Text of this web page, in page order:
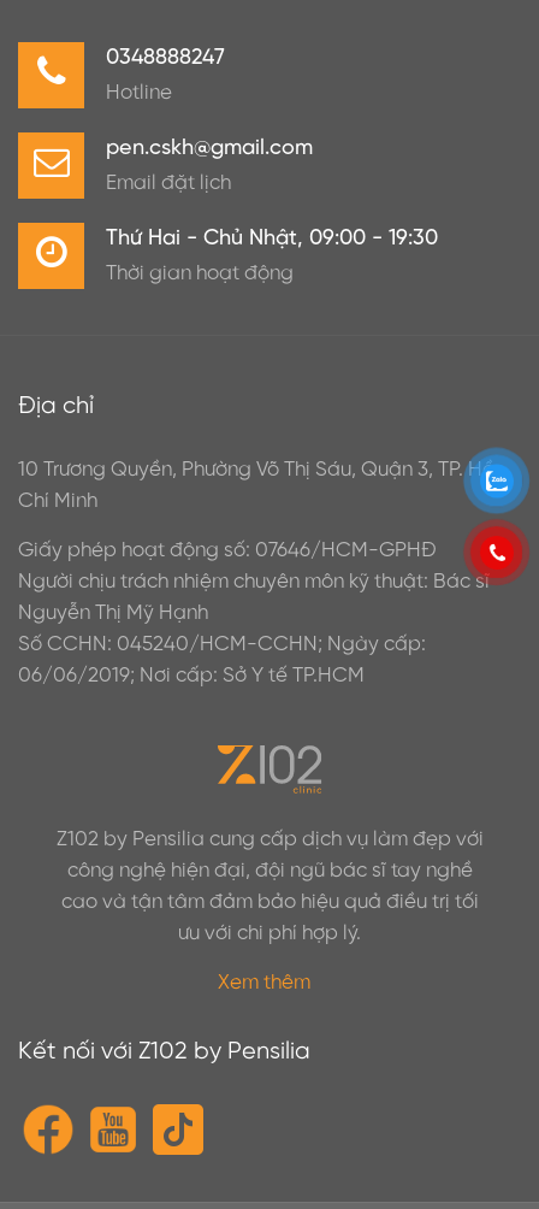
0348888247
Hotline
pen.cskh@gmail.com
Email đặt lịch
Thứ Hai - Chủ Nhật, 09:00 - 19:30
Thời gian hoạt động
Địa chỉ
10 Trương Quyền, Phường Võ Thị Sáu, Quận 3, TP. Hồ
Chí Minh
Giấy phép hoạt động số: 07646/HCM-GPHĐ
Người chịu trách nhiệm chuyên môn kỹ thuật: Bác sĩ
Nguyễn Thị Mỹ Hạnh
Số CCHN: 045240/HCM-CCHN; Ngày cấp:
06/06/2019; Nơi cấp: Sở Y tế TP.HCM
Z102 by Pensilia cung cấp dịch vụ làm đẹp với
công nghệ hiện đại, đội ngũ bác sĩ tay nghề
cao và tận tâm đảm bảo hiệu quả điều trị tối
ưu với chi phí hợp lý.
Xem thêm
Kết nối với Z102 by Pensilia